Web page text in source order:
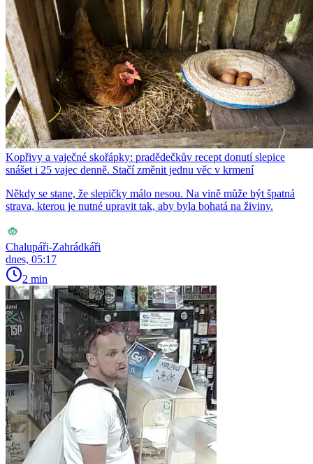
Kopřivy a vaječné skořápky: pradědečkův recept donutí slepice
snášet i 25 vajec denně. Stačí změnit jednu věc v krmení
Někdy se stane, že slepičky málo nesou. Na vině může být špatná
strava, kterou je nutné upravit tak, aby byla bohatá na živiny.
Chalupáři-Zahrádkáři
dnes, 05:17
2 min